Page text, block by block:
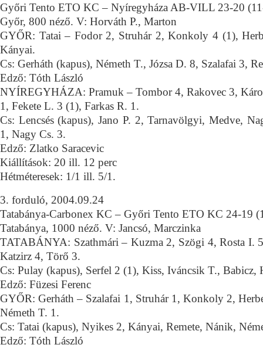
Győri Tento ETO KC – Nyíregyháza AB-VILL 23-20
Győr, 800 néző. V: Horváth P., Marton
GYŐR: Tatai – Fodor 2, Struhár 2, Konkoly 4 (1),
Kányai.
Cs: Gerháth (kapus), Németh T., Józsa D. 8, Szalafai 3,
Edző: Tóth László
NYÍREGYHÁZA: Pramuk – Tombor 4, Rakovec 3,
1, Fekete L. 3 (1), Farkas R. 1.
Cs: Lencsés (kapus), Jano P. 2, Tarnavölgyi, Medve,
1, Nagy Cs. 3.
Edző: Zlatko Saracevic
Kiállítások: 20 ill. 12 perc
Hétméteresek: 1/1 ill. 5/1.
3. forduló, 2004.09.24
Tatabánya-Carbonex KC – Győri Tento ETO KC 24-19
Tatabánya, 1000 néző. V: Jancsó, Marczinka
TATABÁNYA: Szathmári – Kuzma 2, Szögi 4, Rosta I.
Katzirz 4, Törő 3.
Cs: Pulay (kapus), Serfel 2 (1), Kiss, Iváncsik T., Babicz,
Edző: Füzesi Ferenc
GYŐR: Gerháth – Szalafai 1, Struhár 1, Konkoly 2,
Németh T. 1.
Cs: Tatai (kapus), Nyikes 2, Kányai, Remete, Nánik,
Edző: Tóth László